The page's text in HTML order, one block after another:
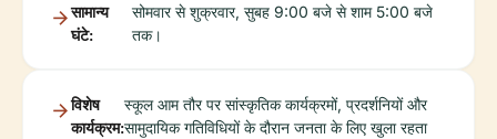
सामान्य
घंटे:
सोमवार से शुक्रवार, सुबह 9:00 बजे से शाम 5:00 बजे
तक।
विशेष
कार्यक्रम:
स्कूल आम तौर पर सांस्कृतिक कार्यक्रमों, प्रदर्शनियों और
सामुदायिक गतिविधियों के दौरान जनता के लिए खुला रहता